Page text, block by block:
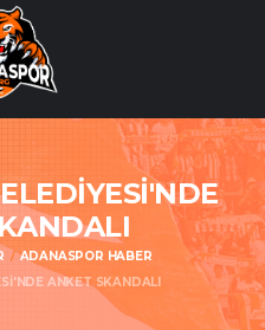
ADANASPOR HABER
ANKET SKANDALI